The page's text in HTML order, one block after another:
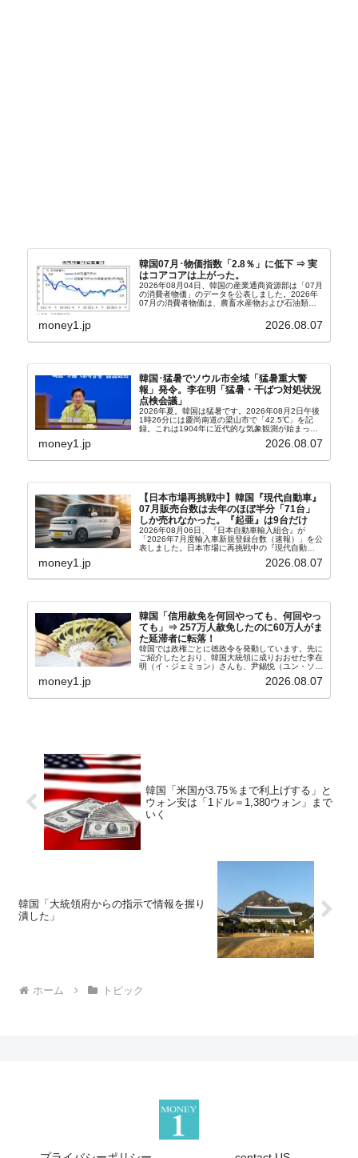
韓国07月･物価指数「2.8％」に低下 ⇒ 実
はコアコアは上がった。
2026年08月04日、韓国の産業通商資源部は「07月
の消費者物価」のデータを公表しました。2026年
07月の消費者物価は、農畜水産物および石油類の
2.8％上昇（06月は3.2％）となり、上昇率は前...
money1.jp 2026.08.07
韓国･猛暑でソウル市全域「猛暑重大警
報」発令。李在明「猛暑・干ばつ対処状況
点検会議」
2026年夏。韓国は猛暑です。2026年08月2日午後
1時26分には慶尚南道の梁山市で「42.5℃」を記
録。これは1904年に近代的な気象観測が始まって
以来の韓国史上最高気温です。08月04日には、ソ
ウル市全域への「猛暑重大警報」が発令され...
money1.jp 2026.08.07
【日本市場再挑戦中】韓国『現代自動車』
07月販売台数は去年のほぼ半分「71台」
しか売れなかった。『起亜』は9台だけ
2026年08月06日、『日本自動車輸入組合』が
「2026年7月度輸入車新規登録台数（速報）」を公
表しました。日本市場に再挑戦中の『現代自動
台数はこの中に捉えられているはずです。先月から
money1.jp 2026.08.07
韓国「信用赦免を何回やっても、何回やっ
ても」⇒ 257万人赦免したのに60万人がま
た延滞者に転落！
韓国では政権ごとに徳政令を発動しています。先に
ご紹介したとおり、韓国大統領に成りおおせた李在
明（イ・ジェミョン）さんも、尹錫悦（ユン・ソギ
バンクにして不良債権の買い取りを行い、分割償還
money1.jp 2026.08.07
韓国「米国が3.75％まで利上げする」と
ウォン安は「1ドル＝1,380ウォン」まで
いく
韓国「大統領府からの指示で情報を握り
潰した」
ホーム トピック